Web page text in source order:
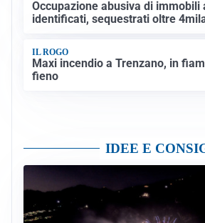
Occupazione abusiva di immobili
identificati, sequestrati oltre
IL ROGO
Maxi incendio a Trenzano, in
fieno
IDEE E